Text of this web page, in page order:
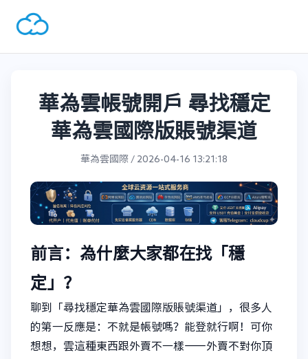
華為雲帳號開戶 尋找穩定
華為雲國際版賬號渠道
華為雲國際 / 2026-04-16 13:21:18
前言：為什麼大家都在找「穩
定」？
聊到「尋找穩定華為雲國際版賬號渠道」，很多人
的第一反應是：不就是帳號嗎？能登就行啊！可你
想想，雲這種東西跟外賣不一樣——外賣不對你頂